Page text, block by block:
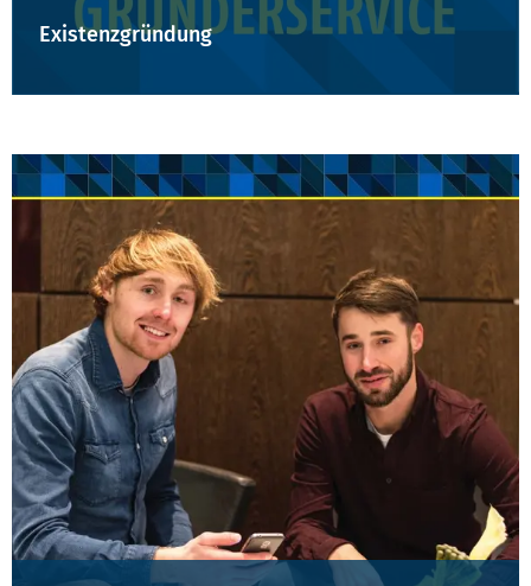
Existenzgründung